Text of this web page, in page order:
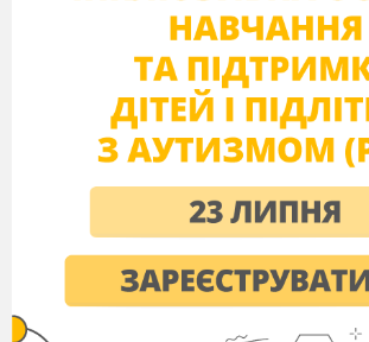
Сьогодні усі ми з вами будемо
екіпажу. Як ви вважаєте, які
знати моряки?
(географію, алгебру, фізику,
астрономію, іноземні мови0.
Так , ісеред цих предметів-
сьогодні в процесі подорожі по
подивимося, наскільки підкований